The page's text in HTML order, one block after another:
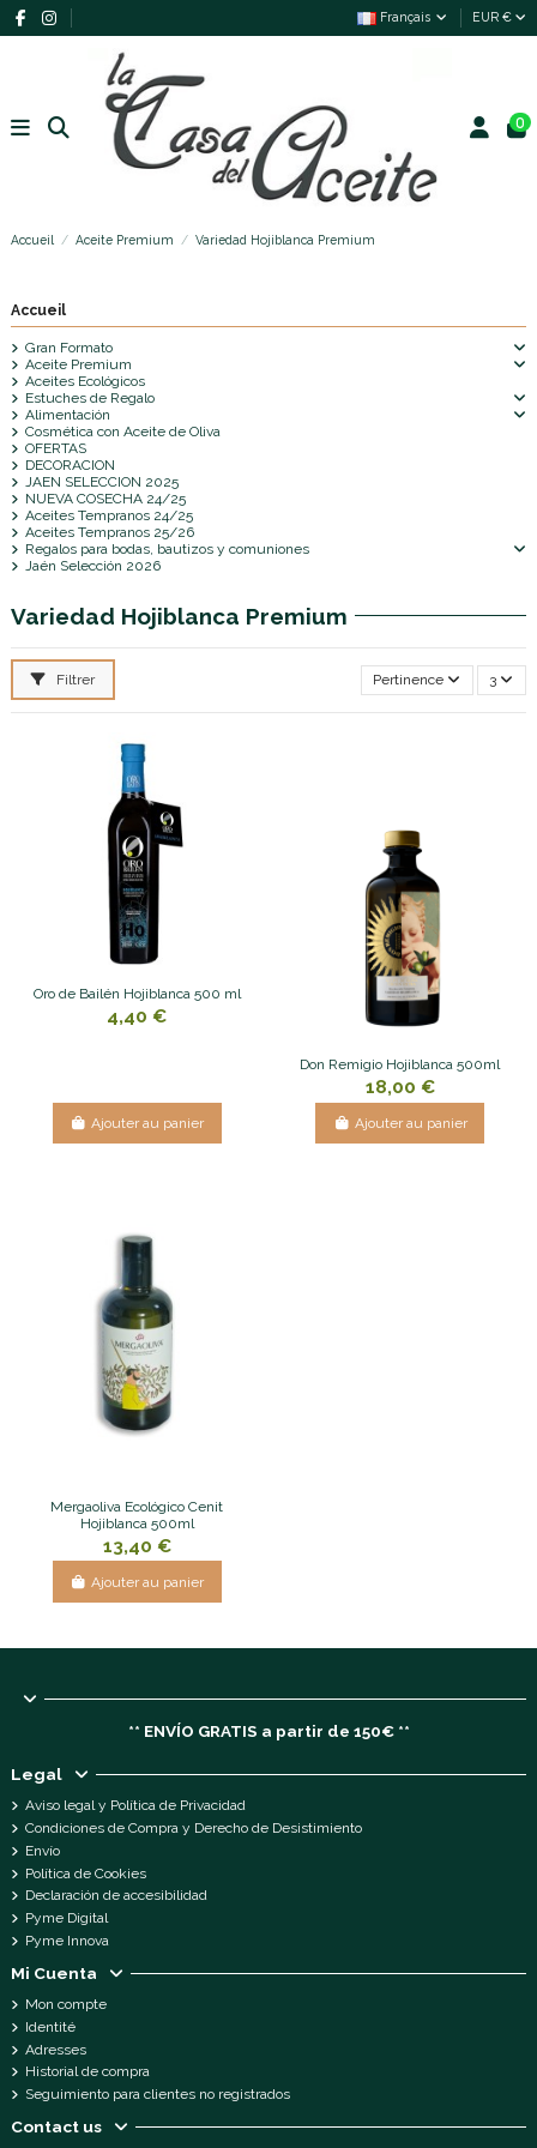
Français EUR €
0
Accueil Aceite Premium Variedad Hojiblanca Premium
Variedad Hojiblanca Premium
Filtrer Pertinence 3
Oro de Bailén Hojiblanca 500 ml
4,40 €
Ajouter au panier
Don Remigio Hojiblanca 500ml
18,00 €
Ajouter au panier
Mergaoliva Ecológico Cenit
Hojiblanca 500ml
13,40 €
Ajouter au panier
Accueil
Gran Formato
Aceite Premium
Aceites Ecológicos
Estuches de Regalo
Alimentación
Cosmética con Aceite de Oliva
OFERTAS
DECORACION
JAEN SELECCION 2025
NUEVA COSECHA 24/25
Aceites Tempranos 24/25
Aceites Tempranos 25/26
Regalos para bodas, bautizos y comuniones
Jaén Selección 2026
** ENVÍO GRATIS a partir de 150€ **
Legal
Aviso legal y Política de Privacidad
Condiciones de Compra y Derecho de Desistimiento
Envío
Política de Cookies
Declaración de accesibilidad
Pyme Digital
Pyme Innova
Mi Cuenta
Mon compte
Identité
Adresses
Historial de compra
Seguimiento para clientes no registrados
Contact us